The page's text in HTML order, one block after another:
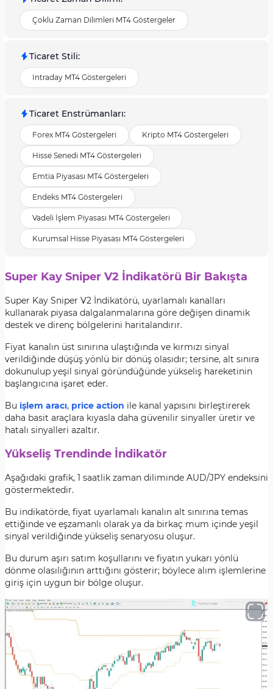
Çoklu Zaman Dilimleri MT4 Göstergeler
Ticaret Stili:
Intraday MT4 Göstergeleri
Ticaret Enstrümanları:
Forex MT4 Göstergeleri Kripto MT4 Göstergeleri
Hisse Senedi MT4 Göstergeleri
Emtia Piyasası MT4 Göstergeleri
Endeks MT4 Göstergeleri
Vadeli İşlem Piyasası MT4 Göstergeleri
Kurumsal Hisse Piyasası MT4 Göstergeleri
Super Kay Sniper V2 İndikatörü Bir Bakışta
Super Kay Sniper V2 İndikatörü, uyarlamalı kanalları
kullanarak piyasa dalgalanmalarına göre değişen dinamik
destek ve direnç bölgelerini haritalandırır.
Fiyat kanalın üst sınırına ulaştığında ve kırmızı sinyal
verildiğinde düşüş yönlü bir dönüş olasıdır; tersine, alt sınıra
dokunulup yeşil sinyal göründüğünde yükseliş hareketinin
başlangıcına işaret eder.
Bu işlem aracı, price action ile kanal yapısını birleştirerek
daha basit araçlara kıyasla daha güvenilir sinyaller üretir ve
hatalı sinyalleri azaltır.
Yükseliş Trendinde İndikatör
Aşağıdaki grafik, 1 saatlik zaman diliminde AUD/JPY endeksini
göstermektedir.
Bu indikatörde, fiyat uyarlamalı kanalın alt sınırına temas
ettiğinde ve eşzamanlı olarak ya da birkaç mum içinde yeşil
sinyal verildiğinde yükseliş senaryosu oluşur.
Bu durum aşırı satım koşullarını ve fiyatın yukarı yönlü
dönme olasılığının arttığını gösterir; böylece alım işlemlerine
giriş için uygun bir bölge oluşur.